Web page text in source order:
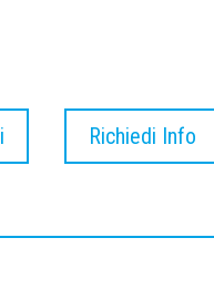
Richiedi Info